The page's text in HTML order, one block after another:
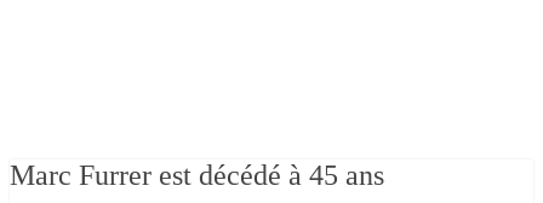
Marc Furrer est décédé à 45 ans